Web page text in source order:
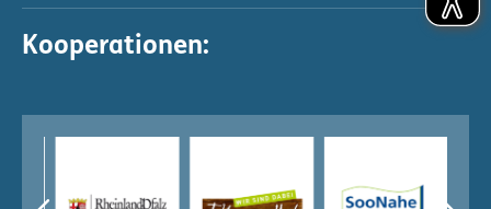
Kooperationen: